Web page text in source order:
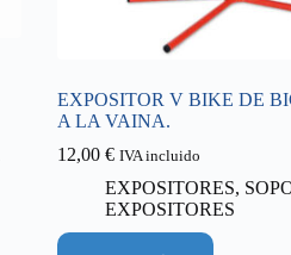
EXPOSITOR V BIKE DE
A LA VAINA.
12,00 € IVA incluido
EXPOSITORES,
EXPOSITORES